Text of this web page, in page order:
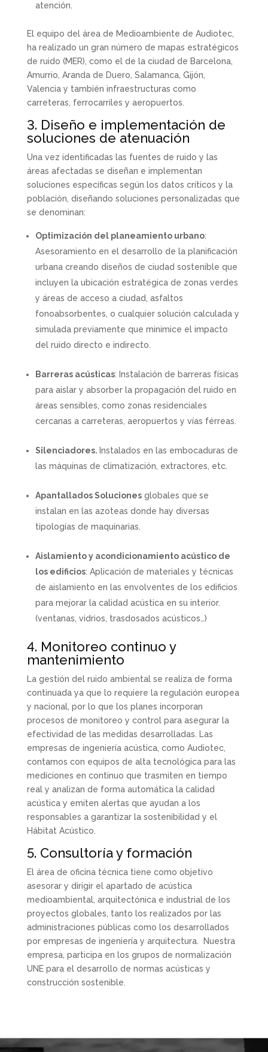
atención.
El equipo del área de Medioambiente de Audiotec,
ha realizado un gran número de mapas estratégicos
de ruido (MER), como el de la ciudad de Barcelona,
Amurrio, Aranda de Duero, Salamanca, Gijón,
Valencia y también infraestructuras como
carreteras, ferrocarriles y aeropuertos.
3. Diseño e implementación de
soluciones de atenuación
Una vez identificadas las fuentes de ruido y las
áreas afectadas se diseñan e implementan
soluciones específicas según los datos críticos y la
población, diseñando soluciones personalizadas que
se denominan:
Optimización del planeamiento urbano:
Asesoramiento en el desarrollo de la planificación
urbana creando diseños de ciudad sostenible que
incluyen la ubicación estratégica de zonas verdes
y áreas de acceso a ciudad, asfaltos
fonoabsorbentes, o cualquier solución calculada y
simulada previamente que minimice el impacto
del ruido directo e indirecto.
Barreras acústicas: Instalación de barreras físicas
para aislar y absorber la propagación del ruido en
áreas sensibles, como zonas residenciales
cercanas a carreteras, aeropuertos y vías férreas.
Silenciadores. Instalados en las embocaduras de
las máquinas de climatización, extractores, etc.
Apantallados Solucionesglobales que se
instalan en las azoteas donde hay diversas
tipologías de maquinarias.
Aislamiento y acondicionamiento acústico de
los edificios: Aplicación de materiales y técnicas
de aislamiento en las envolventes de los edificios
para mejorar la calidad acústica en su interior.
(ventanas, vidrios, trasdosados acústicos…)
4. Monitoreo continuo y
mantenimiento
La gestión del ruido ambiental se realiza de forma
continuada ya que lo requiere la regulación europea
y nacional, por lo que los planes incorporan
procesos de monitoreo y control para asegurar la
efectividad de las medidas desarrolladas. Las
empresas de ingeniería acústica, como Audiotec,
contamos con equipos de alta tecnológica para las
mediciones en continuo que trasmiten en tiempo
real y analizan de forma automática la calidad
acústica y emiten alertas que ayudan a los
responsables a garantizar la sostenibilidad y el
Hábitat Acústico.
5. Consultoría y formación
El área de oficina técnica tiene como objetivo
asesorar y dirigir el apartado de acústica
medioambiental, arquitectónica e industrial de los
proyectos globales, tanto los realizados por las
administraciones públicas como los desarrollados
por empresas de ingeniería y arquitectura. Nuestra
empresa, participa en los grupos de normalización
UNE para el desarrollo de normas acústicas y
construcción sostenible.